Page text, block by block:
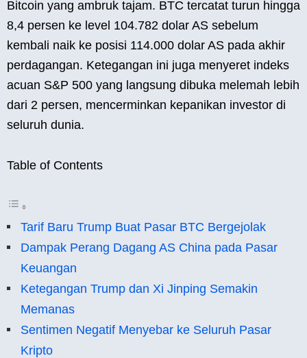
Bitcoin yang ambruk tajam. BTC tercatat turun hingga
8,4 persen ke level 104.782 dolar AS sebelum
kembali naik ke posisi 114.000 dolar AS pada akhir
perdagangan. Ketegangan ini juga menyeret indeks
acuan S&P 500 yang langsung dibuka melemah lebih
dari 2 persen, mencerminkan kepanikan investor di
seluruh dunia.
Table of Contents
Tarif Baru Trump Buat Pasar BTC Bergejolak
Dampak Perang Dagang AS China pada Pasar
Keuangan
Ketegangan Trump dan Xi Jinping Semakin
Memanas
Sentimen Negatif Menyebar ke Seluruh Pasar
Kripto